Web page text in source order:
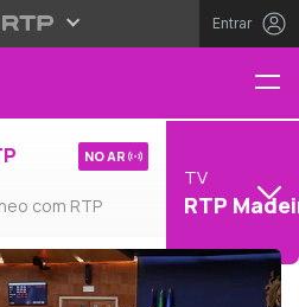
Entrar
com RTP
NO AR
TV
RTP